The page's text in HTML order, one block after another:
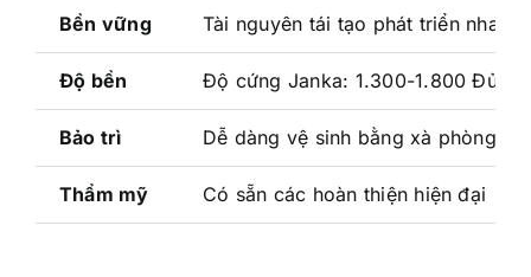
Bền vững Tài nguyên tái tạo phát triển nhanh
Độ bền Độ cứng Janka: 1.300-1.800 Đủ
Bảo trì Dễ dàng vệ sinh bằng xà phòng
Thẩm mỹ Có sẵn các hoàn thiện hiện đại